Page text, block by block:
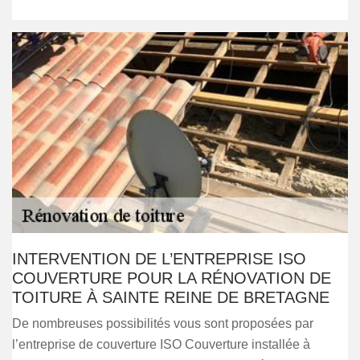
INTERVENTION DE L’ENTREPRISE ISO
COUVERTURE POUR LA RÉNOVATION DE
TOITURE À SAINTE REINE DE BRETAGNE
De nombreuses possibilités vous sont proposées par
l’entreprise de couverture ISO Couverture installée à